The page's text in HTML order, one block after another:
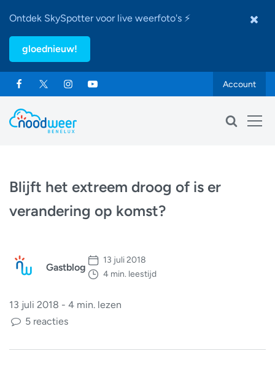
Ontdek SkySpotter voor live weerfoto's ⚡
gloednieuw!
Account
Blijft het extreem droog of is er
verandering op komst?
Gastblog
13 juli 2018
4 min. leestijd
13 juli 2018 - 4 min. lezen
5 reacties